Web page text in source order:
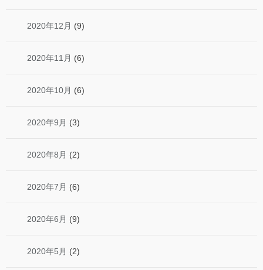
2020年12月 (9)
2020年11月 (6)
2020年10月 (6)
2020年9月 (3)
2020年8月 (2)
2020年7月 (6)
2020年6月 (9)
2020年5月 (2)